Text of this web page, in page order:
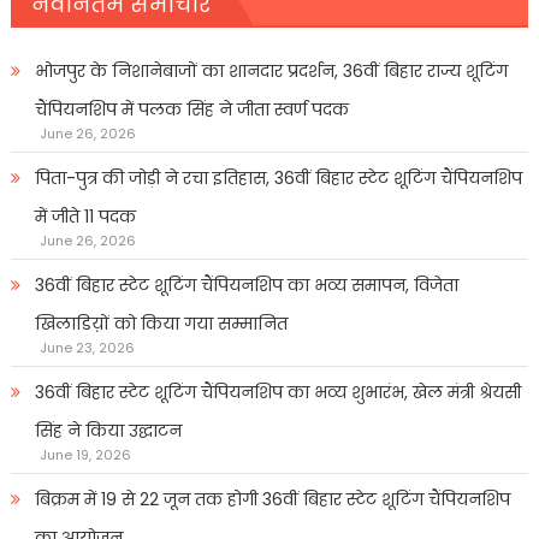
भोजपुर के निशानेबाजों का शानदार प्रदर्शन, 36वीं बिहार राज्य शूटिंग
चैंपियनशिप में पलक सिंह ने जीता स्वर्ण पदक
June 26, 2026
पिता-पुत्र की जोड़ी ने रचा इतिहास, 36वीं बिहार स्टेट शूटिंग चैंपियनशिप
में जीते 11 पदक
June 26, 2026
36वीं बिहार स्टेट शूटिंग चैंपियनशिप का भव्य समापन, विजेता
खिलाडिय़ों को किया गया सम्मानित
June 23, 2026
36वीं बिहार स्टेट शूटिंग चैंपियनशिप का भव्य शुभारंभ, खेल मंत्री श्रेयसी
सिंह ने किया उद्घाटन
June 19, 2026
बिक्रम में 19 से 22 जून तक होगी 36वीं बिहार स्टेट शूटिंग चैंपियनशिप